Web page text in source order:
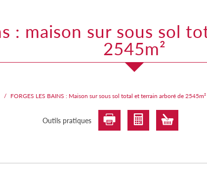
2545m²
FORGES LES BAINS : Maison sur sous sol total et terrain arboré de 2545m²
Outils pratiques